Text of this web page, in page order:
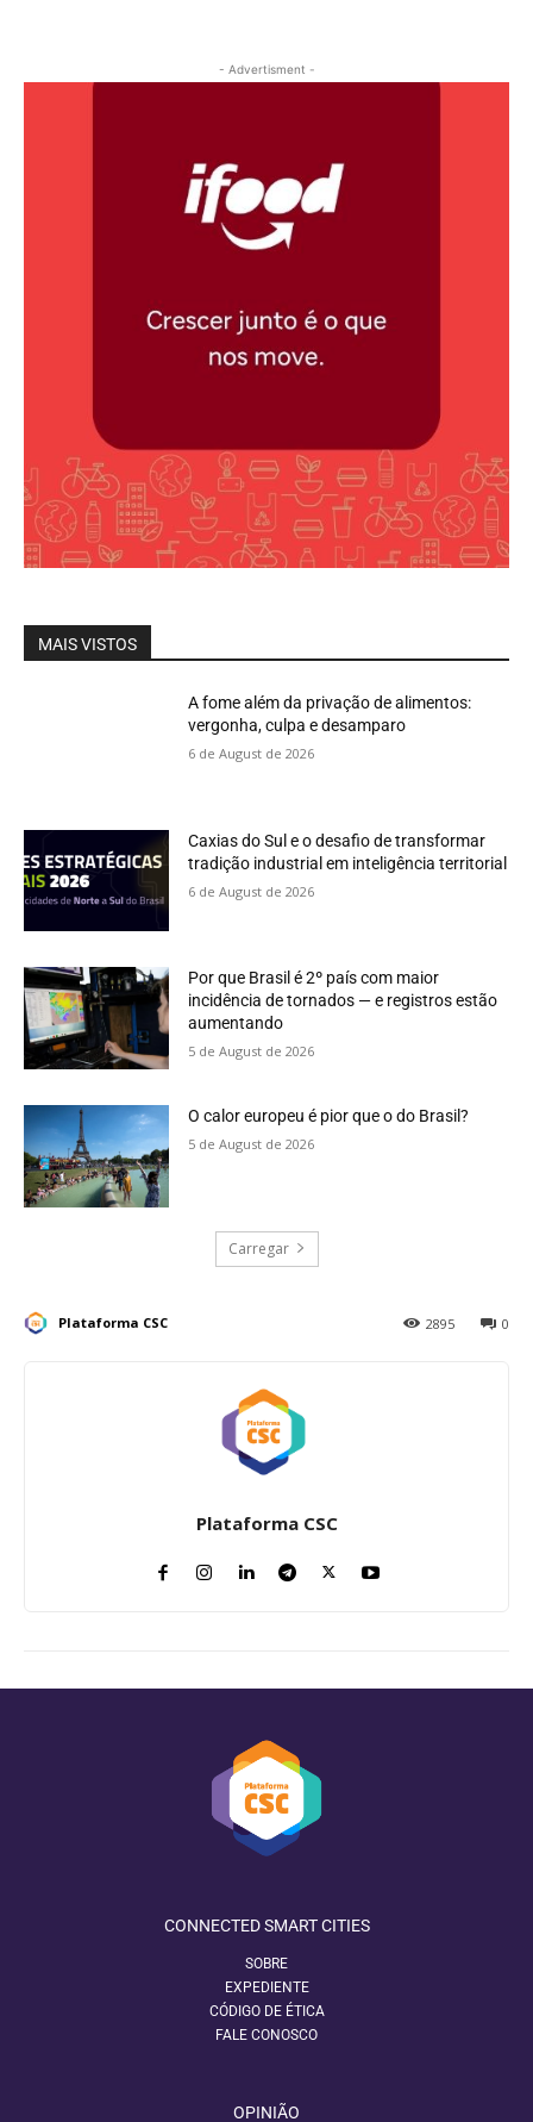
- Advertisment -
MAIS VISTOS
A fome além da privação de alimentos:
vergonha, culpa e desamparo
6 de August de 2026
Caxias do Sul e o desafio de transformar
tradição industrial em inteligência territorial
6 de August de 2026
Por que Brasil é 2º país com maior
incidência de tornados — e registros estão
aumentando
5 de August de 2026
O calor europeu é pior que o do Brasil?
5 de August de 2026
Carregar
Plataforma CSC 0
2895
Plataforma CSC
CONNECTED SMART CITIES
SOBRE
EXPEDIENTE
CÓDIGO DE ÉTICA
FALE CONOSCO
OPINIÃO